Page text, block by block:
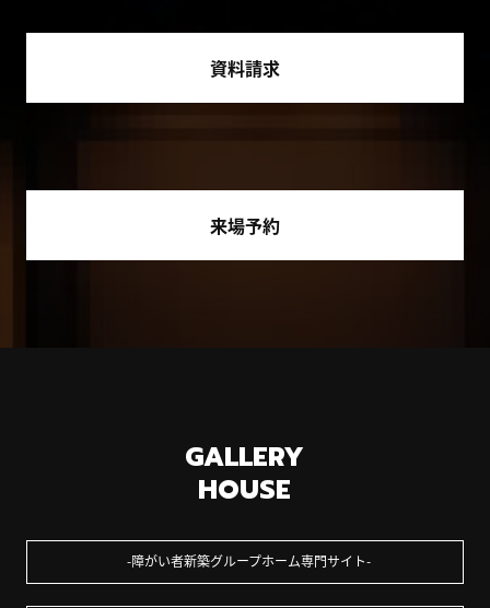
資料請求
来場予約
GALLERY
HOUSE
障がい者新築グループホーム専門サイト